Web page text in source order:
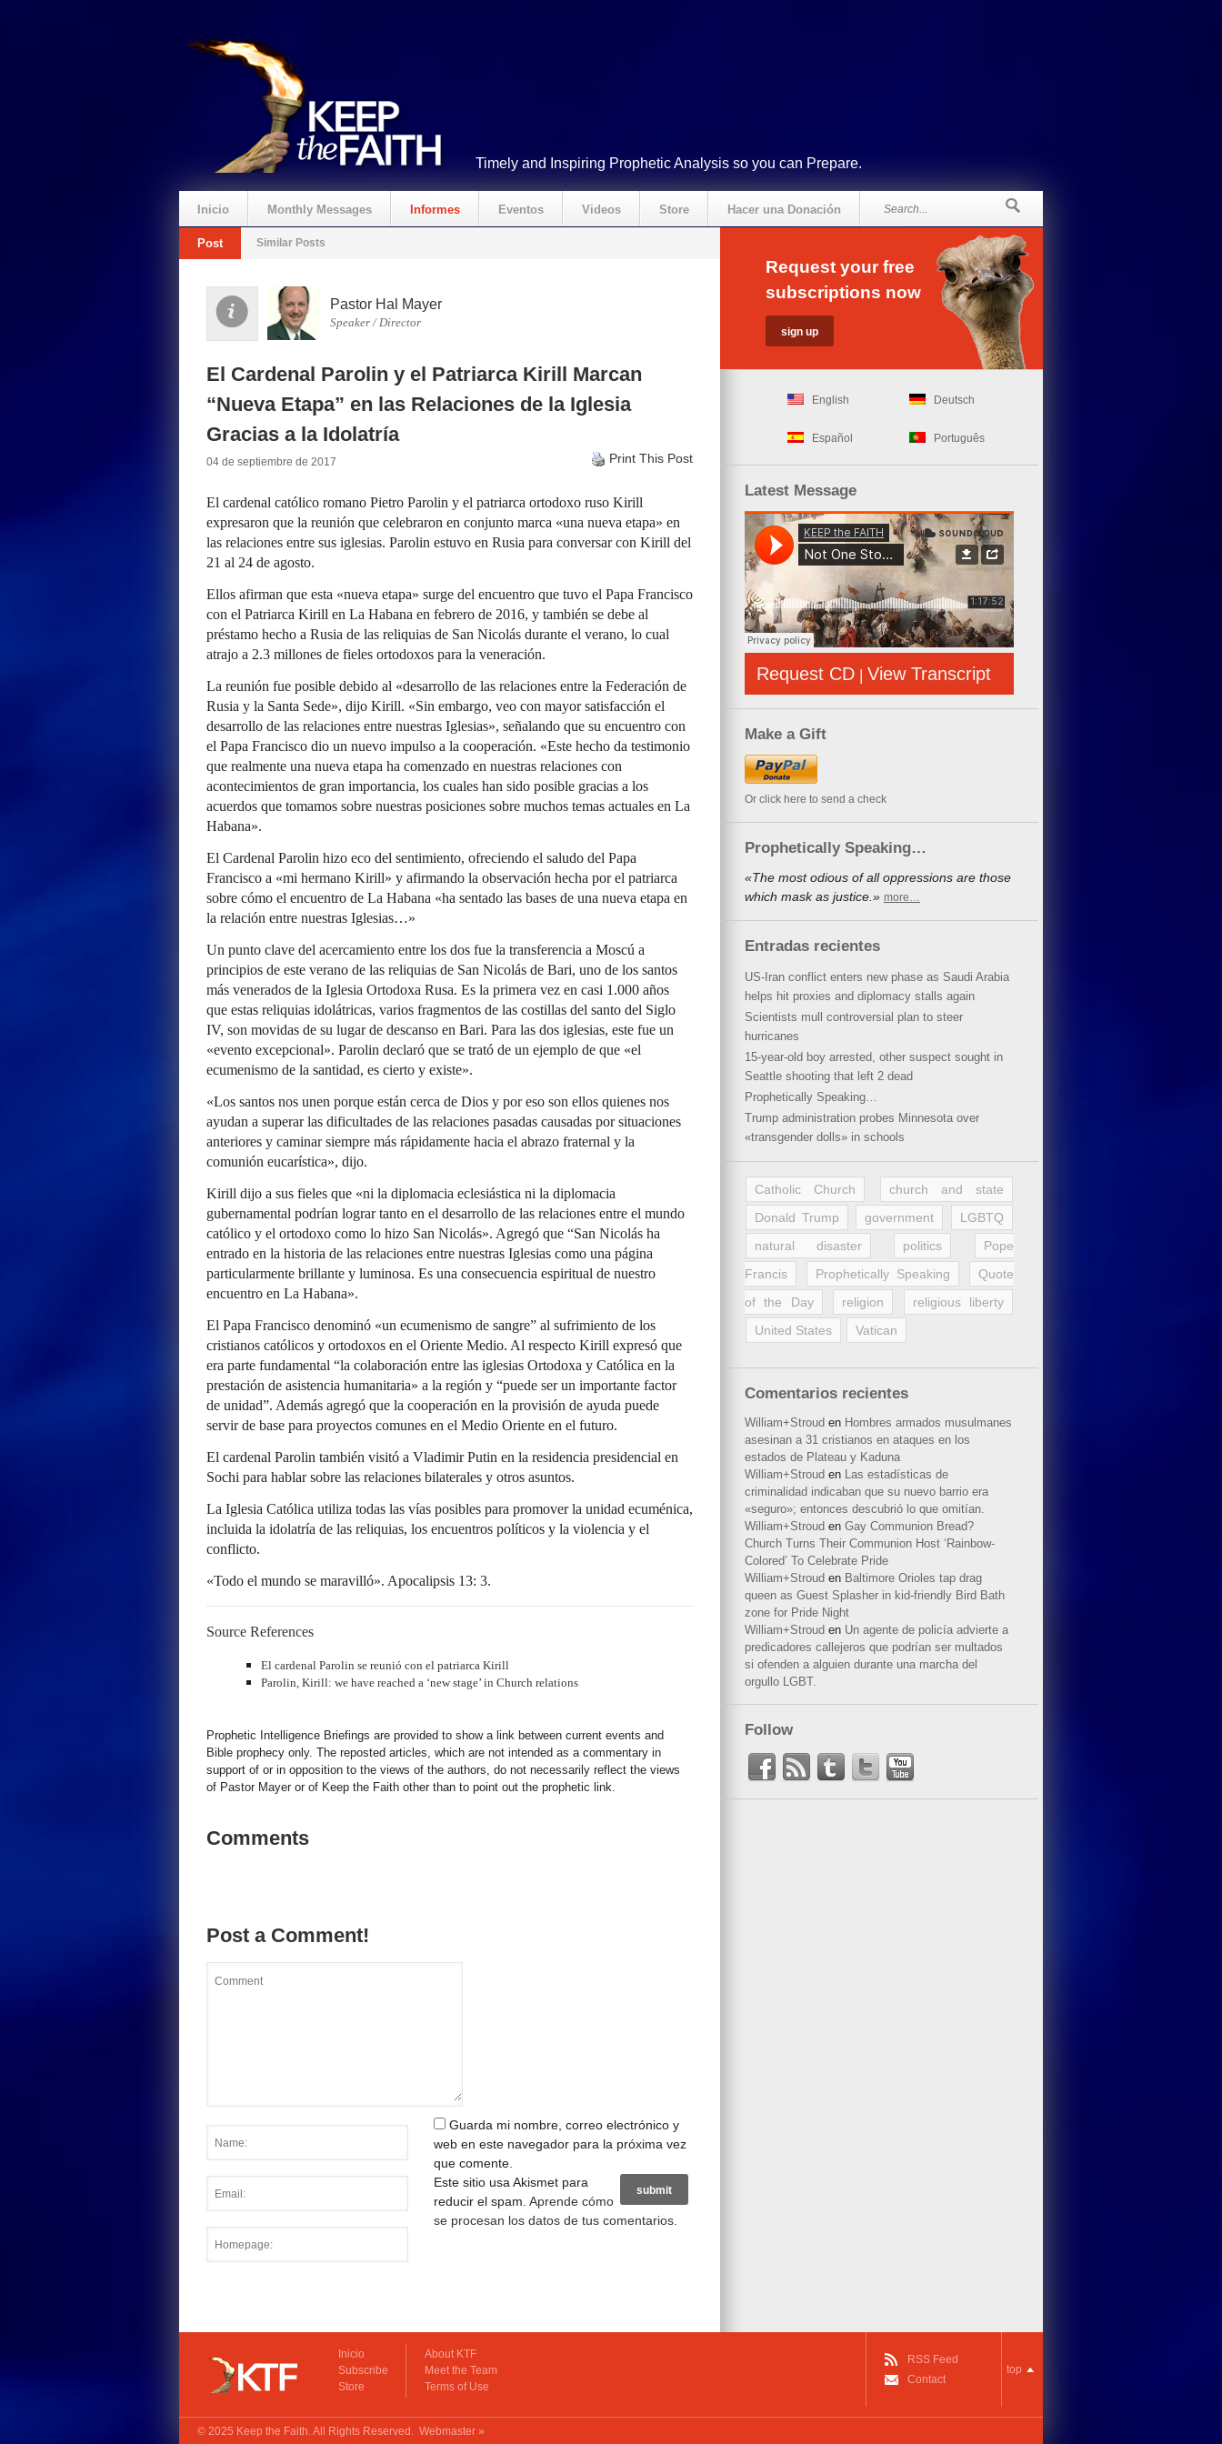
Timely and Inspiring Prophetic Analysis so you can Prepare.
Inicio Monthly Messages Informes Eventos Videos Store Hacer una Donación
Post Similar Posts
Pastor Hal Mayer
Speaker / Director
El Cardenal Parolin y el Patriarca Kirill Marcan
“Nueva Etapa” en las Relaciones de la Iglesia
Gracias a la Idolatría
04 de septiembre de 2017 Print This Post
El cardenal católico romano Pietro Parolin y el patriarca ortodoxo ruso Kirill
expresaron que la reunión que celebraron en conjunto marca «una nueva etapa» en
las relaciones entre sus iglesias. Parolin estuvo en Rusia para conversar con Kirill del
21 al 24 de agosto.
Ellos afirman que esta «nueva etapa» surge del encuentro que tuvo el Papa Francisco
con el Patriarca Kirill en La Habana en febrero de 2016, y también se debe al
préstamo hecho a Rusia de las reliquias de San Nicolás durante el verano, lo cual
atrajo a 2.3 millones de fieles ortodoxos para la veneración.
La reunión fue posible debido al «desarrollo de las relaciones entre la Federación de
Rusia y la Santa Sede», dijo Kirill. «Sin embargo, veo con mayor satisfacción el
desarrollo de las relaciones entre nuestras Iglesias», señalando que su encuentro con
el Papa Francisco dio un nuevo impulso a la cooperación. «Este hecho da testimonio
que realmente una nueva etapa ha comenzado en nuestras relaciones con
acontecimientos de gran importancia, los cuales han sido posible gracias a los
acuerdos que tomamos sobre nuestras posiciones sobre muchos temas actuales en La
Habana».
El Cardenal Parolin hizo eco del sentimiento, ofreciendo el saludo del Papa
Francisco a «mi hermano Kirill» y afirmando la observación hecha por el patriarca
sobre cómo el encuentro de La Habana «ha sentado las bases de una nueva etapa en
la relación entre nuestras Iglesias…»
Un punto clave del acercamiento entre los dos fue la transferencia a Moscú a
principios de este verano de las reliquias de San Nicolás de Bari, uno de los santos
más venerados de la Iglesia Ortodoxa Rusa. Es la primera vez en casi 1.000 años
que estas reliquias idolátricas, varios fragmentos de las costillas del santo del Siglo
IV, son movidas de su lugar de descanso en Bari. Para las dos iglesias, este fue un
«evento excepcional». Parolin declaró que se trató de un ejemplo de que «el
ecumenismo de la santidad, es cierto y existe».
«Los santos nos unen porque están cerca de Dios y por eso son ellos quienes nos
ayudan a superar las dificultades de las relaciones pasadas causadas por situaciones
anteriores y caminar siempre más rápidamente hacia el abrazo fraternal y la
comunión eucarística», dijo.
Kirill dijo a sus fieles que «ni la diplomacia eclesiástica ni la diplomacia
gubernamental podrían lograr tanto en el desarrollo de las relaciones entre el mundo
católico y el ortodoxo como lo hizo San Nicolás». Agregó que “San Nicolás ha
entrado en la historia de las relaciones entre nuestras Iglesias como una página
particularmente brillante y luminosa. Es una consecuencia espiritual de nuestro
encuentro en La Habana».
El Papa Francisco denominó «un ecumenismo de sangre” al sufrimiento de los
cristianos católicos y ortodoxos en el Oriente Medio. Al respecto Kirill expresó que
era parte fundamental “la colaboración entre las iglesias Ortodoxa y Católica en la
prestación de asistencia humanitaria» a la región y “puede ser un importante factor
de unidad”. Además agregó que la cooperación en la provisión de ayuda puede
servir de base para proyectos comunes en el Medio Oriente en el futuro.
El cardenal Parolin también visitó a Vladimir Putin en la residencia presidencial en
Sochi para hablar sobre las relaciones bilaterales y otros asuntos.
La Iglesia Católica utiliza todas las vías posibles para promover la unidad ecuménica,
incluida la idolatría de las reliquias, los encuentros políticos y la violencia y el
conflicto.
«Todo el mundo se maravilló». Apocalipsis 13: 3.
Source References
El cardenal Parolin se reunió con el patriarca Kirill
Parolin, Kirill: we have reached a ‘new stage’ in Church relations
Prophetic Intelligence Briefings are provided to show a link between current events and
Bible prophecy only. The reposted articles, which are not intended as a commentary in
support of or in opposition to the views of the authors, do not necessarily reflect the views
of Pastor Mayer or of Keep the Faith other than to point out the prophetic link.
Comments
Post a Comment!
Guarda mi nombre, correo electrónico y
web en este navegador para la próxima vez
que comente.
Este sitio usa Akismet para
reducir el spam. Aprende cómo
se procesan los datos de tus comentarios
Request your free
subscriptions now
English Deutsch
Español Português
Latest Message
Request CD | View Transcript
Make a Gift
Or click here to send a check
Prophetically Speaking…
«The most odious of all oppressions are those
which mask as justice.» more…
Entradas recientes
US-Iran conflict enters new phase as Saudi Arabia
helps hit proxies and diplomacy stalls again
Scientists mull controversial plan to steer
hurricanes
15-year-old boy arrested, other suspect sought in
Seattle shooting that left 2 dead
Prophetically Speaking…
Trump administration probes Minnesota over
«transgender dolls» in schools
Catholic Church
church and state
Donald Trump
government
LGBTQ
natural disaster
politics
Pope
Francis
Prophetically Speaking
Quote
of the Day
religion
religious liberty
United States
Vatican
Comentarios recientes
William+Stroud en Hombres armados musulmanes
asesinan a 31 cristianos en ataques en los
estados de Plateau y Kaduna
William+Stroud en Las estadísticas de
criminalidad indicaban que su nuevo barrio era
«seguro»; entonces descubrió lo que omitían.
William+Stroud en Gay Communion Bread?
Church Turns Their Communion Host ‘Rainbow-
Colored’ To Celebrate Pride
William+Stroud en Baltimore Orioles tap drag
queen as Guest Splasher in kid-friendly Bird Bath
zone for Pride Night
William+Stroud en Un agente de policía advierte a
predicadores callejeros que podrían ser multados
si ofenden a alguien durante una marcha del
orgullo LGBT.
Follow
Inicio
Subscribe
Store
About KTF
Meet the Team
Terms of Use
RSS Feed
Contact
top
© 2025 Keep the Faith. All Rights Reserved. Webmaster »